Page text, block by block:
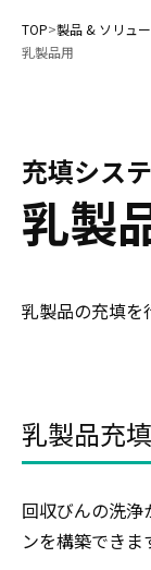
TOP>製品 & ソリュ
乳製品用
充填シス
乳製
乳製品の充填を
乳製品充
回収びんの洗浄
ンを構築できま